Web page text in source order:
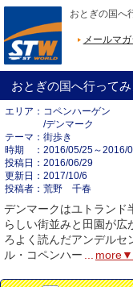
おとぎの国へ
メールマ
おとぎの国へ行ってみ
エリア
コペンハーゲン
/デンマーク
テーマ
街歩き
時期
2016/05/25～2016/
投稿日
2016/06/29
更新日
2017/10/6
投稿者
荒野 千春
デンマークはユトランド
らしい街並みと田園が広
ろよく読んだアンデルセ
ル・コペンハー
more▼